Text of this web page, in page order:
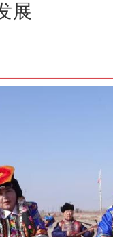
展
！新疆民警